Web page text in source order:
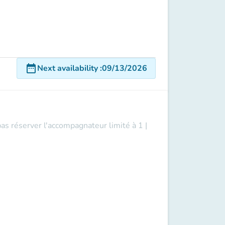
date_rangeNext availability:09/13/2026
réserver l'accompagnateur limité à 1 |